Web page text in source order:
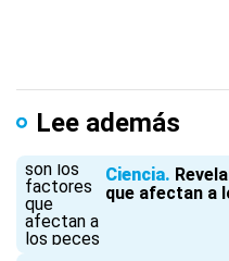
Lee además
Ciencia
que afectan a